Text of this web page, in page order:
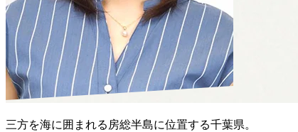
三方を海に囲まれる房総半島に位置する千葉県。